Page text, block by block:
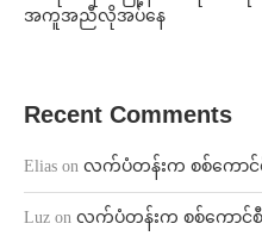
အကူအညီလိုအပ်နေ
Recent Comments
Elias on လက်ပံတန်းက စစ်ကောင်
Luz on လက်ပံတန်းက စစ်ကောင်စီ